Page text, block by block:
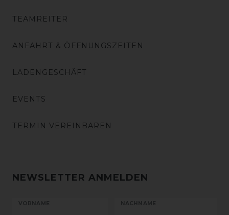
TEAMREITER
ANFAHRT & ÖFFNUNGSZEITEN
LADENGESCHÄFT
EVENTS
TERMIN VEREINBAREN
NEWSLETTER ANMELDEN
VORNAME NACHNAME